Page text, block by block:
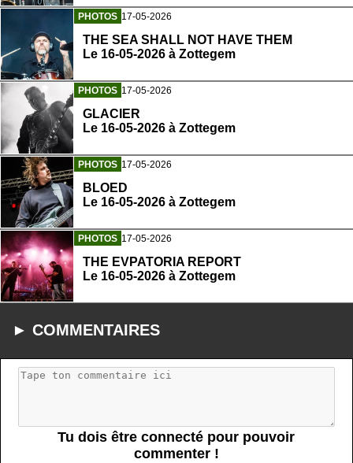
PHOTOS 17-05-2026
THE SEA SHALL NOT HAVE THEM
Le 16-05-2026 à Zottegem
PHOTOS 17-05-2026
GLACIER
Le 16-05-2026 à Zottegem
PHOTOS 17-05-2026
BLOED
Le 16-05-2026 à Zottegem
PHOTOS 17-05-2026
THE EVPATORIA REPORT
Le 16-05-2026 à Zottegem
► COMMENTAIRES
Tu dois être connecté pour pouvoir
commenter !